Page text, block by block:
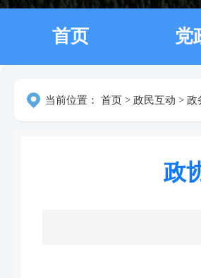
首页 党
当前位置： 首页 > 政民互动 > 政
政